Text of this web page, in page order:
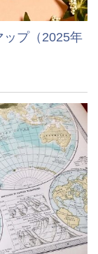
ップ（2025年